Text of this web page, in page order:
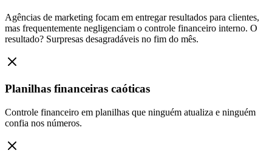
Agências de marketing focam em entregar resultados para clientes,
mas frequentemente negligenciam o controle financeiro interno. O
resultado? Surpresas desagradáveis no fim do mês.
Planilhas financeiras caóticas
Controle financeiro em planilhas que ninguém atualiza e ninguém
confia nos números.